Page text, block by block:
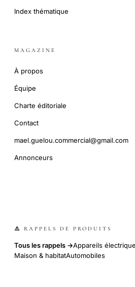
Index thématique
MAGAZINE
À propos
Équipe
Charte éditoriale
Contact
mael.guelou.commercial@gmail.com
Annonceurs
⚠️ RAPPELS DE PRODUITS
Tous les rappels →Appareils
Maison & habitatAutomobiles